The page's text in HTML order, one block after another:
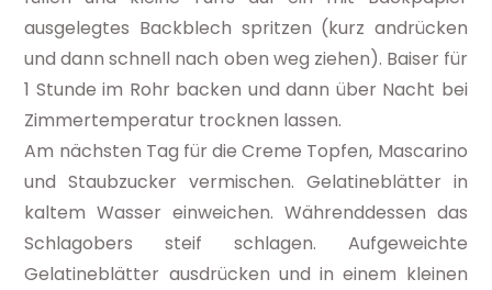
ausgelegtes Backblech spritzen (kurz andrücken
und dann schnell nach oben weg ziehen). Baiser für
1 Stunde im Rohr backen und dann über Nacht bei
Zimmertemperatur trocknen lassen.
Am nächsten Tag für die Creme Topfen, Mascarino
und Staubzucker vermischen. Gelatineblätter in
kaltem Wasser einweichen. Währenddessen das
Schlagobers steif schlagen. Aufgeweichte
Gelatineblätter ausdrücken und in einem kleinen